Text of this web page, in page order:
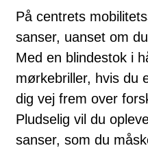
På centrets
sanser, uanset om
Med en blindestok i
mørkebriller, hvis du
dig vej frem over
Pludselig vil du
sanser, som du